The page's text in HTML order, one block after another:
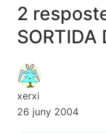
2
xerxi
26 juny 2004